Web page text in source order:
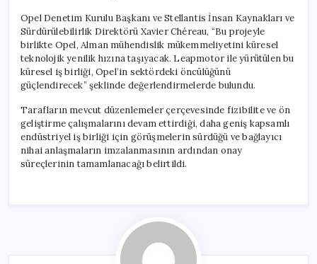
Opel Denetim Kurulu Başkanı ve Stellantis İnsan Kaynakları ve
Sürdürülebilirlik Direktörü Xavier Chéreau, “Bu projeyle
birlikte Opel, Alman mühendislik mükemmeliyetini küresel
teknolojik yenilik hızına taşıyacak. Leapmotor ile yürütülen bu
küresel iş birliği, Opel’in sektördeki öncülüğünü
güçlendirecek” şeklinde değerlendirmelerde bulundu.
Tarafların mevcut düzenlemeler çerçevesinde fizibilite ve ön
geliştirme çalışmalarını devam ettirdiği, daha geniş kapsamlı
endüstriyel iş birliği için görüşmelerin sürdüğü ve bağlayıcı
nihai anlaşmaların imzalanmasının ardından onay
süreçlerinin tamamlanacağı belirtildi.